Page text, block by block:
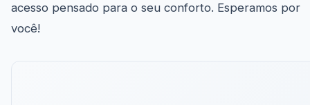
acesso pensado para o seu conforto. Esperamos por
você!